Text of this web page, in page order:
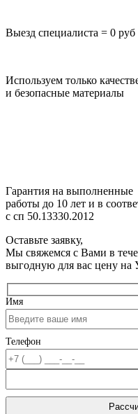
Выезд специалиста = 0 руб
Используем только
и безопасные материалы
Гарантия на выполненные
работы до 10 лет и в
с сп 50.13330.2012
Оставьте заявку,
Мы свяжемся с Вами в
выгодную для вас цену
Имя
Телефон